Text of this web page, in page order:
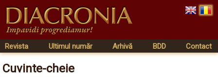
Revista Ultimul număr Arhivă BDD Contact
Cuvinte-cheie